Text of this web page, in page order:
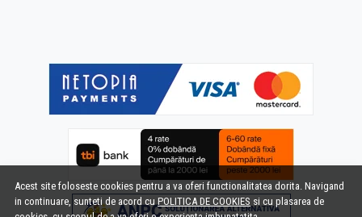
Acest site foloseste cookies pentru a va oferi functionalitatea dorita. Navigand
in continuare, sunteti de acord cuPOLITICA DE COOKIES si cu plasarea de